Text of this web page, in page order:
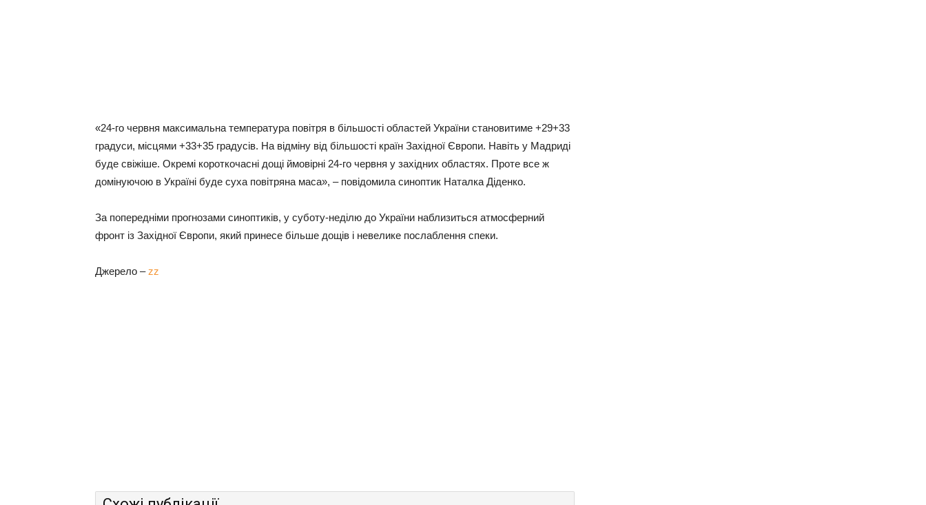
«24-го червня максимальна температура повітря в більшості областей України становитиме +29+33
градуси, місцями +33+35 градусів. На відміну від більшості країн Західної Європи. Навіть у Мадриді
буде свіжіше. Окремі короткочасні дощі ймовірні 24-го червня у західних областях. Проте все ж
домінуючою в Україні буде суха повітряна маса», – повідомила синоптик Наталка Діденко.
За попередніми прогнозами синоптиків, у суботу-неділю до України наблизиться атмосферний
фронт із Західної Європи, який принесе більше дощів і невелике послаблення спеки.
Джерело –zz